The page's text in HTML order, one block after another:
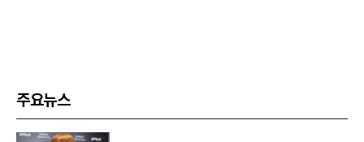
주요뉴스